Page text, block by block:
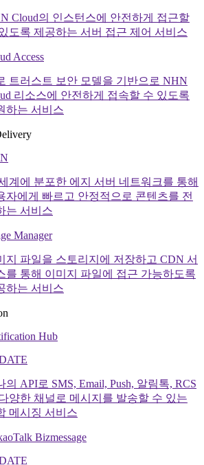
Cloud의 인스턴스에 안전하게 접근할
도록 제공하는 서버 접근 제어 서비스
Access
트러스트 보안 모델을 기반으로 NHN
리소스에 안전하게 접속할 수 있도록
하는 서비스
계에 분포한 에지 서버 네트워크를 통해
자에게 빠르고 안정적으로 콘텐츠를 전
는 서비스
Manager
지 파일을 스토리지에 저장하고 CDN 서
를 통해 이미지 파일에 접근 가능하도록
하는 서비스
Hub
의 API로 SMS, Email, Push, 알림톡, RCS
양한 채널로 메시지를 발송할 수 있는
메시징 서비스
Bizmessage